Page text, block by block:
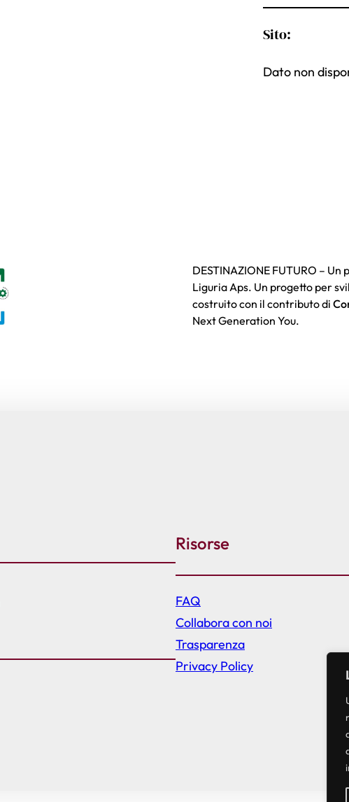
Sito:
Dato non
DESTINAZIONE FUTURO –
Liguria Aps. Un progetto per
costruito con il contributo di
Next Generation You.
Risorse
FAQ
Collabora con noi
Trasparenza
Privacy Policy